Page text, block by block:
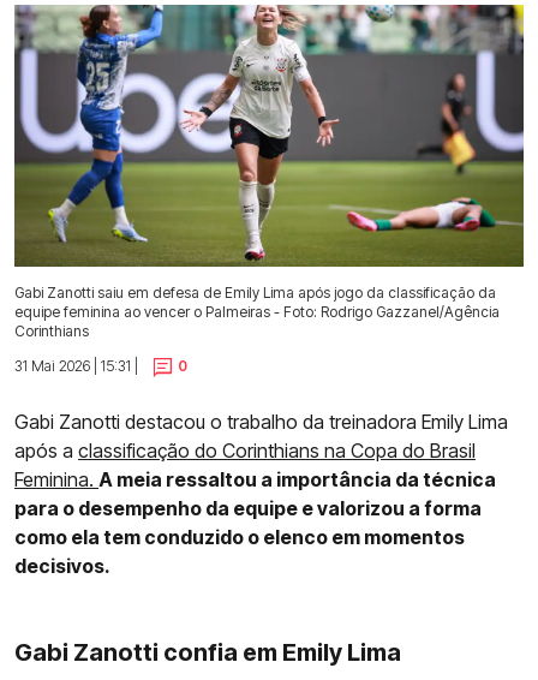
Gabi Zanotti saiu em defesa de Emily Lima após jogo da classificação da
equipe feminina ao vencer o Palmeiras - Foto: Rodrigo Gazzanel/Agência
Corinthians
31 Mai 2026 | 15:31 |
0
Gabi Zanotti destacou o trabalho da treinadora Emily Lima
após a classificação do Corinthians na Copa do Brasil
Feminina. A meia ressaltou a importância da técnica
para o desempenho da equipe e valorizou a forma
como ela tem conduzido o elenco em momentos
decisivos.
Gabi Zanotti confia em Emily Lima